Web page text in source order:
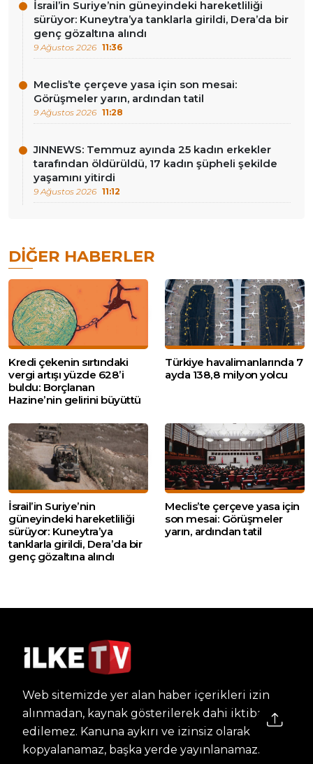
İsrail’in Suriye’nin güneyindeki hareketliliği
sürüyor: Kuneytra’ya tanklarla girildi, Dera’da bir
genç gözaltına alındı
9 Ağustos 2026 11:36
Meclis’te çerçeve yasa için son mesai:
Görüşmeler yarın, ardından tatil
9 Ağustos 2026 11:28
JINNEWS: Temmuz ayında 25 kadın erkekler
tarafından öldürüldü, 17 kadın şüpheli şekilde
yaşamını yitirdi
9 Ağustos 2026 11:12
DIĞER HABERLER
Kredi çekenin sırtındaki
vergi artışı yüzde 628’i
buldu: Borçlanan
Hazine’nin gelirini büyüttü
Türkiye havalimanlarında 7
ayda 138,8 milyon yolcu
İsrail’in Suriye’nin
güneyindeki hareketliliği
sürüyor: Kuneytra’ya
tanklarla girildi, Dera’da bir
genç gözaltına alındı
Meclis’te çerçeve yasa için
son mesai: Görüşmeler
yarın, ardından tatil
Web sitemizde yer alan haber içerikleri izin
alınmadan, kaynak gösterilerek dahi iktibas
edilemez. Kanuna aykırı ve izinsiz olarak
kopyalanamaz, başka yerde yayınlanamaz.